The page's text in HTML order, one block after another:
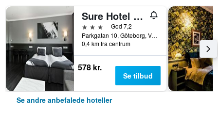
Sure Hotel by Best Western Allen
3 stjernerGod 7,2
Parkgatan 10, Göteborg, Västra Götalands län, Sverige
0,4 km fra centrum
578 kr.
Se tilbud
Se andre anbefalede hoteller